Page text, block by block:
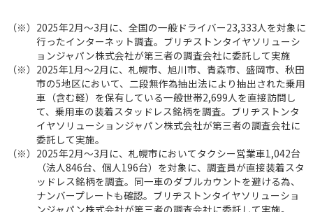
（※） 2025年2月〜3月に、全国の一般ドライバー23,333人を対象に
行ったインターネット調査。ブリヂストンタイヤソリューシ
ョンジャパン株式会社が第三者の調査会社に委託して実施
（※） 2025年1月〜2月に、札幌市、旭川市、青森市、盛岡市、秋田
市の5地区において、二段無作為抽出法により抽出された乗用
車（含む軽）を保有している一般世帯2,699人を直接訪問し
て、乗用車の装着スタッドレス銘柄を調査。ブリヂストンタ
イヤソリューションジャパン株式会社が第三者の調査会社に
委託して実施。
（※） 2025年2月〜3月に、札幌市においてタクシー営業車1,042台
（法人846台、個人196台）を対象に、調査員が直接装着スタ
ッドレス銘柄を調査。同一車のダブルカウントを避ける為、
ナンバープレートも確認。ブリヂストンタイヤソリューショ
ンジャパン株式会社が第三者の調査会社に委託して実施。